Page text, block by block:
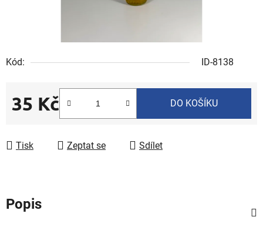
Kód: ID-8138
35 Kč
Měrná cena:
DO KOŠÍKU
Tisk Zeptat se Sdílet
Popis